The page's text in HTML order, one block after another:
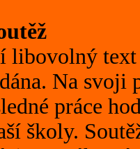
libovolný
Na
práce
školy.